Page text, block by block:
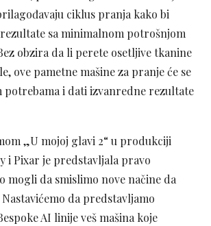
ciklus pranja kako bi
sa minimalnom potrošnjom
obzira da li perete osetljive tkanine
ove pametne mašine za pranje će se
i dati izvanredne rezultate
„U mojoj glavi 2“ u produkciji
i Pixar je predstavljala pravo
mogli da smislimo nove načine da
da predstavljamo
AI linije veš mašina koje